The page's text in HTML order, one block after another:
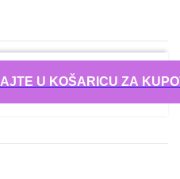
U KOŠARICU ZA